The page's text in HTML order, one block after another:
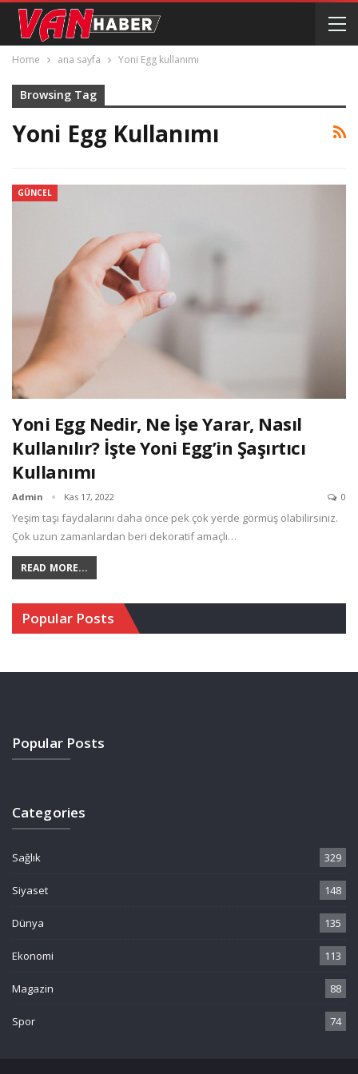
Home ana sayfa Yoni Egg kullanımı
Browsing Tag
Yoni Egg Kullanımı
GÜNCEL
Yoni Egg Nedir, Ne İşe Yarar, Nasıl
Kullanılır? İşte Yoni Egg’in Şaşırtıcı
Kullanımı
Admin Kas 17, 2022 0
Yeşim taşı faydalarını daha önce pek çok yerde görmüş olabilirsiniz.
Çok uzun zamanlardan beri dekoratif amaçlı…
READ MORE...
Popular Posts
Popular Posts
Categories
Sağlık 329
Siyaset 148
Dünya 135
Ekonomi 113
Magazin 88
Spor 74